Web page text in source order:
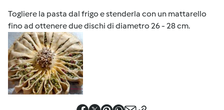
Togliere la pasta dal frigo e stenderla con un mattarello
fino ad ottenere due dischi di diametro 26 - 28 cm.